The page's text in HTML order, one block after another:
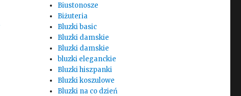
Biustonosze
Biżuteria
Bluzki basic
Bluzki damskie
Bluzki damskie
bluzki eleganckie
Bluzki hiszpanki
Bluzki koszulowe
Bluzki na co dzień